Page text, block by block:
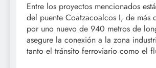
Entre los proyectos mencionados
del puente Coatzacoalcos I, de más
por uno nuevo de 940 metros de
asegure la conexión a la zona
tanto el tránsito ferroviario como el